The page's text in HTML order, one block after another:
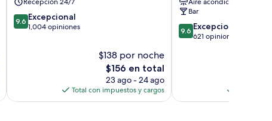
ciudad
de
Lisboa
9.6
de
9.6 Excepcional
1,004 opiniones
$138 por noche
El
precio
actual
es
$156 en total
23 ago - 24 ago
Total con impuestos y cargos
de
la
ciudad
de
Bar
9.6
de
9.6 Excepcional
621 opiniones